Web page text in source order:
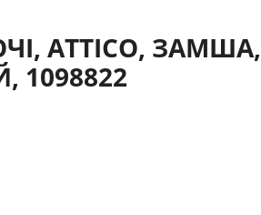
ATTICO, ЗАМША,
1098822